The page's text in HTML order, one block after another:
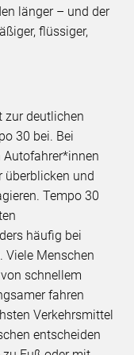
länger – und der
flüssiger,
zur deutlichen
30 bei. Bei
Autofahrer*innen
überblicken und
Tempo 30
häufig bei
Viele Menschen
schnellem
fahren
Verkehrsmittel
entscheiden